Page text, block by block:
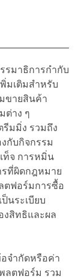
มาธิการกำกับ
มเติมสำหรับ
ขายสินค้า
ต่าง ๆ
มมิ่ง รวมถึง
กับกิจกรรม
ท็จ การหมิ่น
ที่ผิดกฎหมาย
ตฟอร์มการซื้อ
นระเบียบ
งสิทธิและผล
จำกัดหรือค่า
ลตฟอร์ม รวม